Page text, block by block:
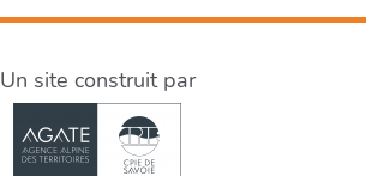
Un site construit par